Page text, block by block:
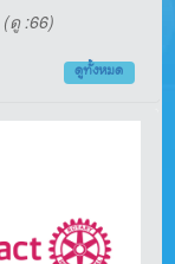
(ดู :66)
ดูทั้งหมด